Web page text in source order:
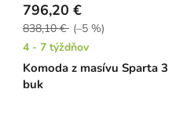
Komoda z masívu Sparta 3
buk
796,20 €
838,10 € (–5 %)
4 - 7 týždňov